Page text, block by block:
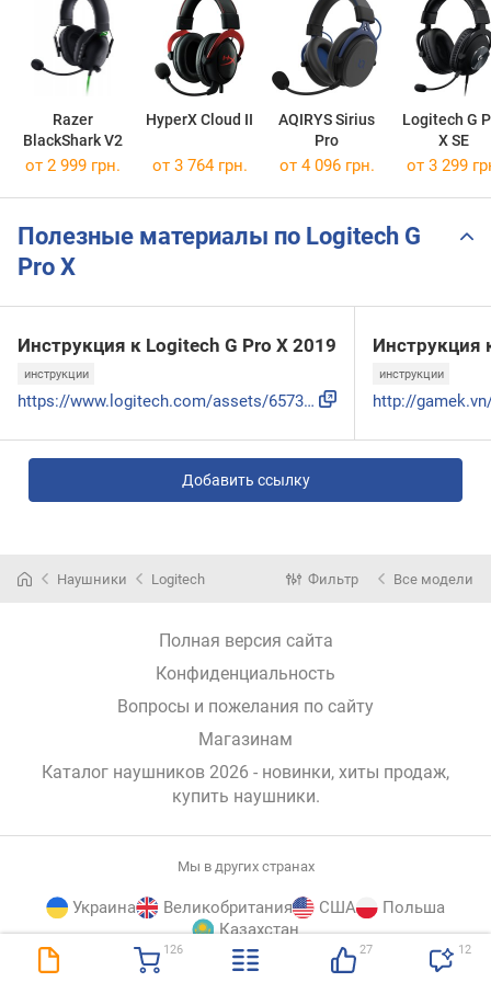
126 27 12
Razer
BlackShark V2
HyperX Cloud II
AQIRYS Sirius
Pro
Logitech G
X SE
от 2 999 грн. от 3 764 грн. от 4 096 грн. от 3 299
Полезные материалы по Logitech G
Pro X
Инструкция к Logitech G Pro X 2019
инструкции
https://www.logitech.com/assets/65732/pro-x-gaming-headset-...
Инструкция
инструкции
Добавить ссылку
Наушники Logitech Фильтр Все модели
Полная версия сайта
Конфиденциальность
Вопросы и пожелания по сайту
Магазинам
Каталог наушников 2026 - новинки, хиты продаж,
купить наушники.
Мы в других странах
Украина Великобритания США
Польша
Казахстан